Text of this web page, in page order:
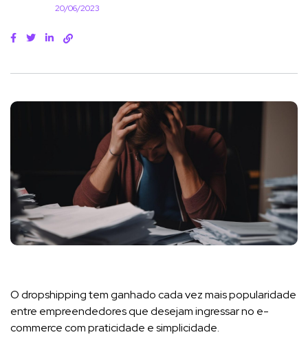
20/06/2023
O dropshipping tem ganhado cada vez mais popularidade
entre empreendedores que desejam ingressar no e-
commerce com praticidade e simplicidade.